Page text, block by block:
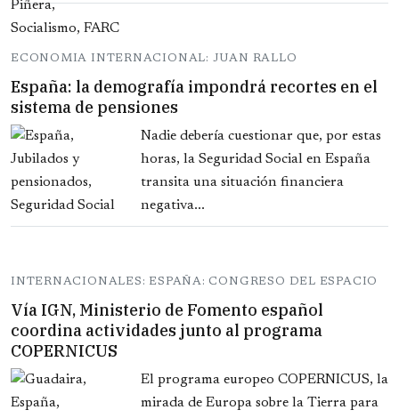
ECONOMIA INTERNACIONAL: JUAN RALLO
España: la demografía impondrá recortes en el
sistema de pensiones
Nadie debería cuestionar que, por estas
horas, la Seguridad Social en España
transita una situación financiera
negativa...
INTERNACIONALES: ESPAÑA: CONGRESO DEL ESPACIO
Vía IGN, Ministerio de Fomento español
coordina actividades junto al programa
COPERNICUS
El programa europeo COPERNICUS, la
mirada de Europa sobre la Tierra para